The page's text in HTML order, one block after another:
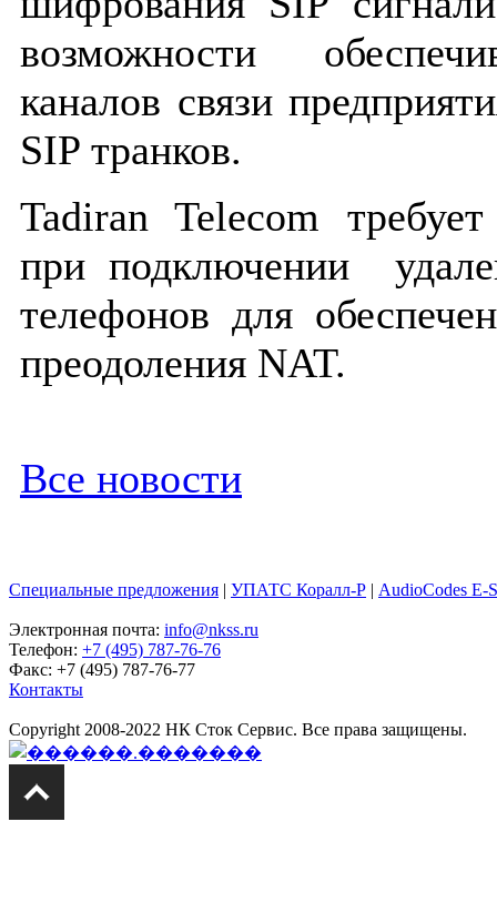
возможности
каналов связи
SIP транков.
Tadiran Telecom
при подключении
телефонов для
преодоления NAT.
Все новости
Специальные предложения | УПАТС Коралл-Р | AudioCodes E-
Электронная почта: info@nkss.ru
Телефон: +7 (495) 787-76-76
Факс: +7 (495) 787-76-77
Контакты
Copyright 2008-2022 НК Сток Сервис. Все права защищены.